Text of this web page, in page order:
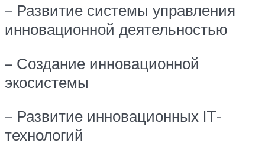
– Развитие системы управления
инновационной деятельностью
– Создание инновационной
экосистемы
– Развитие инновационных IT-
технологий